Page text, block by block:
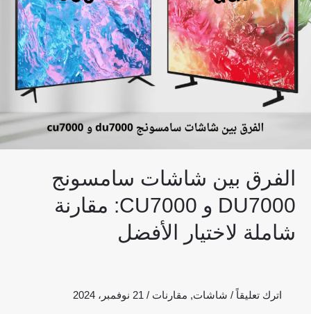
الفرق بين شاشات سامسونج
DU7000 و CU7000: مقارنة
شاملة لاختيار الأفضل
اترك تعليقاً / شاشات, مقارنات /21 نوفمبر، 2024
سامسونج
DU7000
و
CU7000:
مقارنة
شاملة